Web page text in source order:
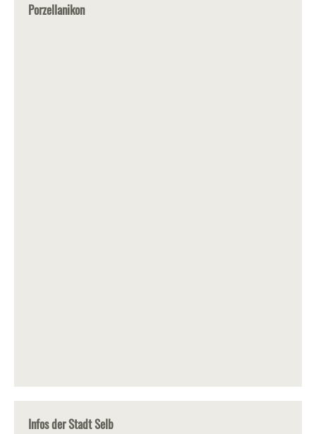
Porzellanikon
Infos der Stadt Selb